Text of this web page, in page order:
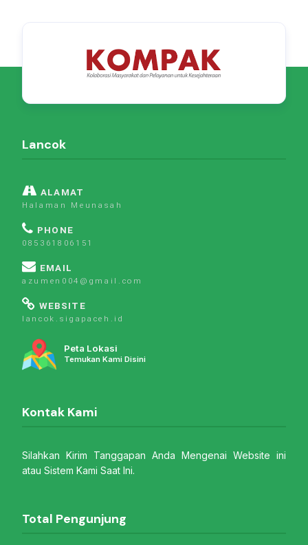
Lancok
ALAMAT
Halaman Meunasah
PHONE
085361806151
EMAIL
azumen004@gmail.com
WEBSITE
lancok.sigapaceh.id
Peta Lokasi
Temukan Kami Disini
Kontak Kami
Silahkan Kirim Tanggapan Anda Mengenai Website ini
atau Sistem Kami Saat Ini.
Total Pengunjung